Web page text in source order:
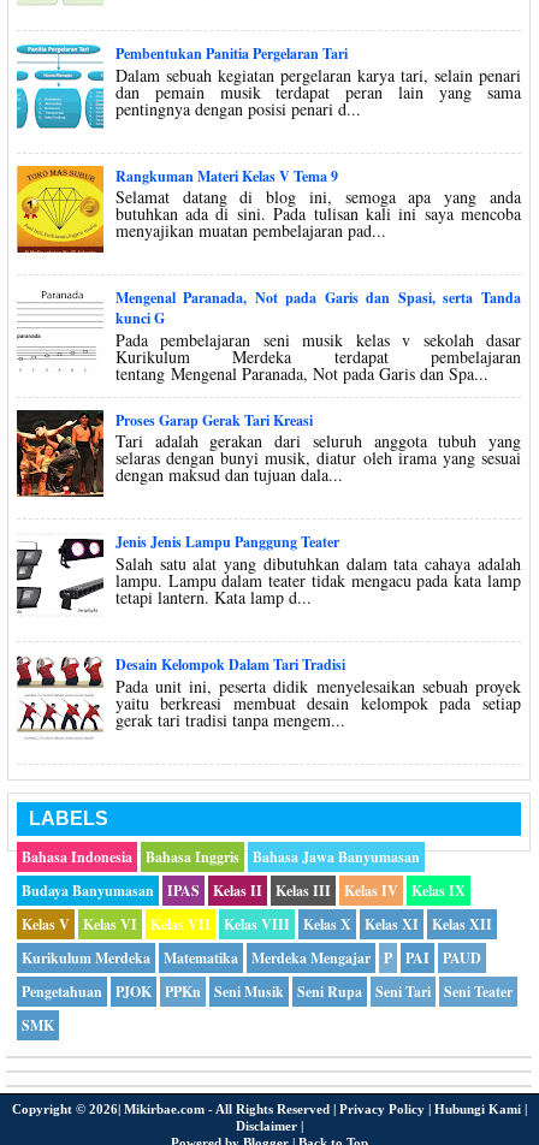
Pembentukan Panitia Pergelaran Tari
Dalam sebuah kegiatan pergelaran karya tari, selain penari
dan pemain musik terdapat peran lain yang sama
pentingnya dengan posisi penari d...
Rangkuman Materi Kelas V Tema 9
Selamat datang di blog ini, semoga apa yang anda
butuhkan ada di sini. Pada tulisan kali ini saya mencoba
menyajikan muatan pembelajaran pad...
Mengenal Paranada, Not pada Garis dan Spasi, serta Tanda
kunci G
Pada pembelajaran seni musik kelas v sekolah dasar
Kurikulum Merdeka terdapat pembelajaran
tentang Mengenal Paranada, Not pada Garis dan Spa...
Proses Garap Gerak Tari Kreasi
Tari adalah gerakan dari seluruh anggota tubuh yang
selaras dengan bunyi musik, diatur oleh irama yang sesuai
dengan maksud dan tujuan dala...
Jenis Jenis Lampu Panggung Teater
Salah satu alat yang dibutuhkan dalam tata cahaya adalah
lampu. Lampu dalam teater tidak mengacu pada kata lamp
tetapi lantern. Kata lamp d...
Desain Kelompok Dalam Tari Tradisi
Pada unit ini, peserta didik menyelesaikan sebuah proyek
yaitu berkreasi membuat desain kelompok pada setiap
gerak tari tradisi tanpa mengem...
LABELS
Bahasa Indonesia
Bahasa Inggris
Bahasa Jawa Banyumasan
Budaya Banyumasan
IPAS Kelas II Kelas III Kelas IV
Kelas IX
Kelas V
Kelas VI Kelas VII Kelas VIII Kelas X Kelas XI
Kelas XII
Kurikulum Merdeka
Matematika Merdeka Mengajar P PAI
PAUD
Pengetahuan
PJOK PPKn Seni Musik Seni Rupa Seni Tari
Seni Teater
SMK
Copyright © 2026| Mikirbae.com - All Rights Reserved | Privacy Policy | Hubungi Kami |
Disclaimer |